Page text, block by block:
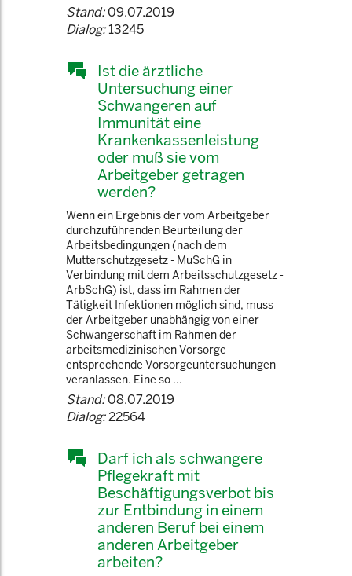
Stand:09.07.2019
Dialog:13245
Ist die ärztliche
Untersuchung einer
Schwangeren auf
Immunität eine
Krankenkassenleistung
oder muß sie vom
Arbeitgeber getragen
werden?
Wenn ein Ergebnis der vom Arbeitgeber
durchzuführenden Beurteilung der
Arbeitsbedingungen (nach dem
Mutterschutzgesetz - MuSchG in
Verbindung mit dem Arbeitsschutzgesetz -
ArbSchG) ist, dass im Rahmen der
Tätigkeit Infektionen möglich sind, muss
der Arbeitgeber unabhängig von einer
Schwangerschaft im Rahmen der
arbeitsmedizinischen Vorsorge
entsprechende Vorsorgeuntersuchungen
veranlassen. Eine so ...
Stand:08.07.2019
Dialog:22564
Darf ich als schwangere
Pflegekraft mit
Beschäftigungsverbot bis
zur Entbindung in einem
anderen Beruf bei einem
anderen Arbeitgeber
arbeiten?